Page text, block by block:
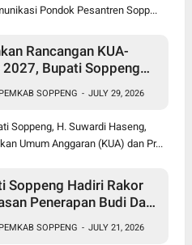
Pondok Pesantren Sopp...
Rancangan KUA-
2027, Bupati Soppeng
Tekanan Fiskal
SOPPENG - JULY 29, 2026
Soppeng, H. Suwardi Haseng,
Umum Anggaran (KUA) dan Pr...
Soppeng Hadiri Rakor
Penerapan Budi Daya
SOPPENG - JULY 21, 2026